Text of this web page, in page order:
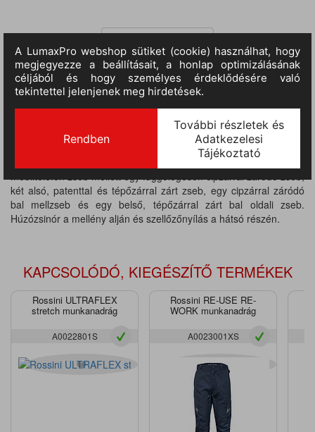
TERMÉKINFORMÁCIÓ
Anyaga: Kívül 100% poliészter, Ripstop PVC-vel bevonva. Belső:
párnázás vattával és polárral, 100% poliészter. Bélelt mellény
elülső patenttal fedett cipzárral. A jobb mellkason egy tépőzárral
záródó, patenttal és tépőzárral ellátott mobiltelefon zseb, a
mobiltelefon zseb mellett egy függőlegesen cipzárral záródó zseb,
két alsó, patenttal és tépőzárral zárt zseb, egy cipzárral záródó
bal mellzseb és egy belső, tépőzárral zárt bal oldali zseb.
Húzózsinór a mellény alján és szellőzőnyílás a hátsó részén.
KAPCSOLÓDÓ, KIEGÉSZÍTŐ TERMÉKEK
Rossini ULTRAFLEX
stretch munkanadrág
A0022801S
Rossini RE-USE RE-
WORK munkanadrág
A0023001XS